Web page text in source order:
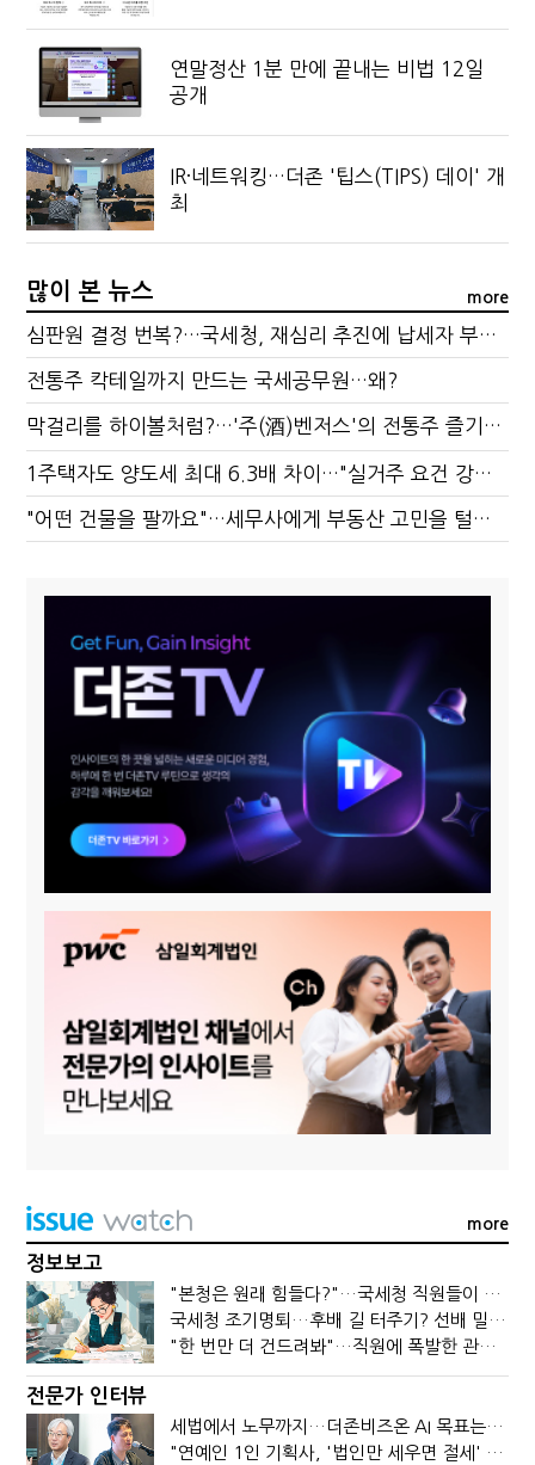
연말정산 1분 만에 끝내는 비법 12일
공개
IR·네트워킹…더존 '팁스(TIPS) 데이' 개
최
많이 본 뉴스 more
심판원 결정 번복?…국세청, 재심리 추진에 납세자 부담 우려
전통주 칵테일까지 만드는 국세공무원…왜?
막걸리를 하이볼처럼?…'주(酒)벤저스'의 전통주 즐기는 법
1주택자도 양도세 최대 6.3배 차이…"실거주 요건 강화하자"
"어떤 건물을 팔까요"…세무사에게 부동산 고민을 털어놓는 이유
more
정보보고
"본청은 원래 힘들다?"…국세청 직원들이 떠나는 이유
국세청 조기명퇴…후배 길 터주기? 선배 밀어내기?
"한 번만 더 건드려봐"…직원에 폭발한 관세청장, 왜?
전문가 인터뷰
세법에서 노무까지…더존비즈온 AI 목표는 '전문가의 시간'
"연예인 1인 기획사, '법인만 세우면 절세' 시대 끝났다"